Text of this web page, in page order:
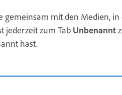
gemeinsam mit den Medien,
jederzeit zum Tab Unbenannt
hast.